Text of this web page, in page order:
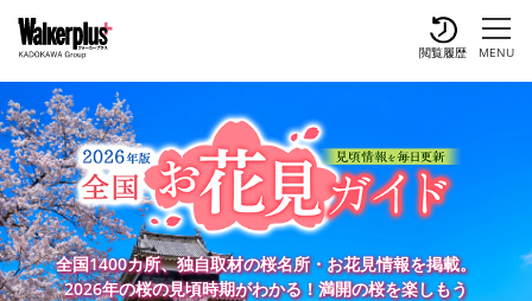
MENU
閲覧履歴
全国1400カ所、独自取材の桜名所・お花見情報を掲載。
2026年の桜の見頃時期がわかる！満開の桜を楽しもう